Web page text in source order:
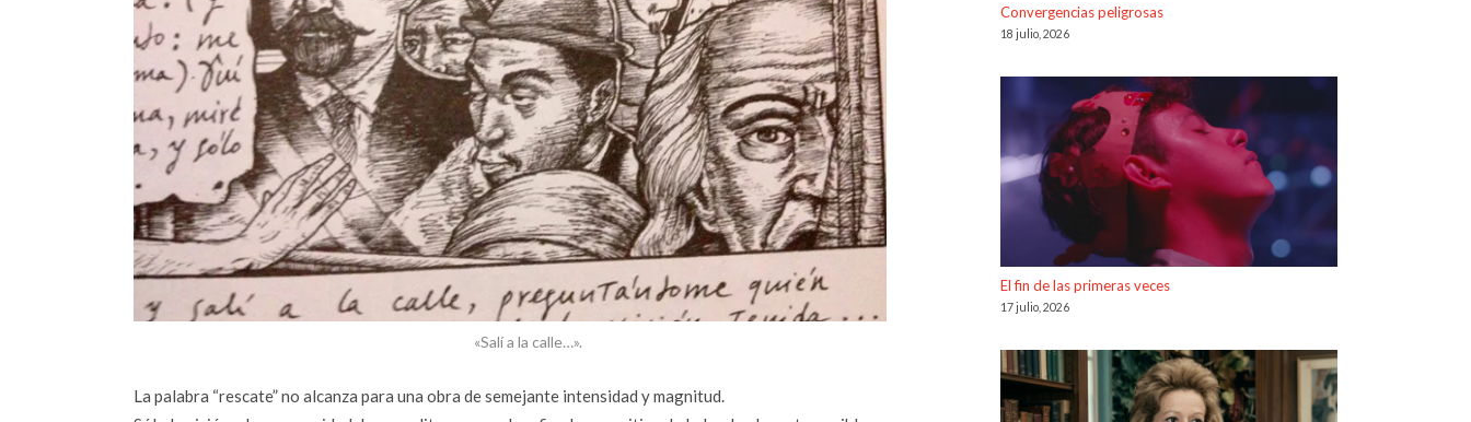
«Salí a la calle…».
La palabra “rescate” no alcanza para una obra de semejante intensidad y magnitud.
Convergencias peligrosas
18 julio, 2026
El fin de las primeras veces
17 julio, 2026